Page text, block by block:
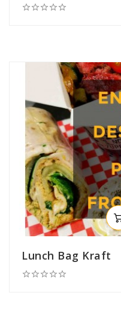

Lunch Bag Kraft
